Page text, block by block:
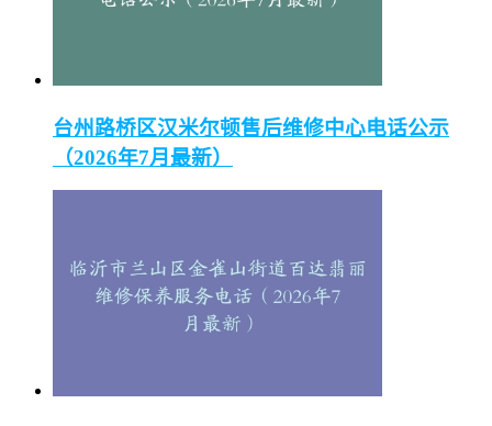
台州路桥区汉米尔顿售后维修中心电话公示
（2026年7月最新）